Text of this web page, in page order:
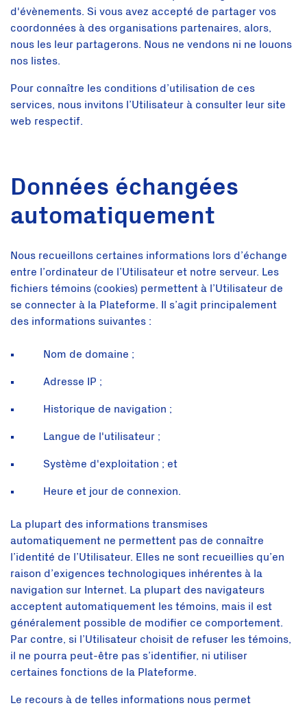
d'évènements. Si vous avez accepté de partager vos
coordonnées à des organisations partenaires, alors,
nous les leur partagerons. Nous ne vendons ni ne louons
nos listes.
Pour connaître les conditions d’utilisation de ces
services, nous invitons l’Utilisateur à consulter leur site
web respectif.
Données échangées
automatiquement
Nous recueillons certaines informations lors d’échange
entre l’ordinateur de l’Utilisateur et notre serveur. Les
fichiers témoins (cookies) permettent à l’Utilisateur de
se connecter à la Plateforme. Il s’agit principalement
des informations suivantes :
Nom de domaine ;
Adresse IP ;
Historique de navigation ;
Langue de l'utilisateur ;
Système d'exploitation ; et
Heure et jour de connexion.
La plupart des informations transmises
automatiquement ne permettent pas de connaître
l’identité de l’Utilisateur. Elles ne sont recueillies qu’en
raison d’exigences technologiques inhérentes à la
navigation sur Internet. La plupart des navigateurs
acceptent automatiquement les témoins, mais il est
généralement possible de modifier ce comportement.
Par contre, si l’Utilisateur choisit de refuser les témoins,
il ne pourra peut-être pas s’identifier, ni utiliser
certaines fonctions de la Plateforme.
Le recours à de telles informations nous permet